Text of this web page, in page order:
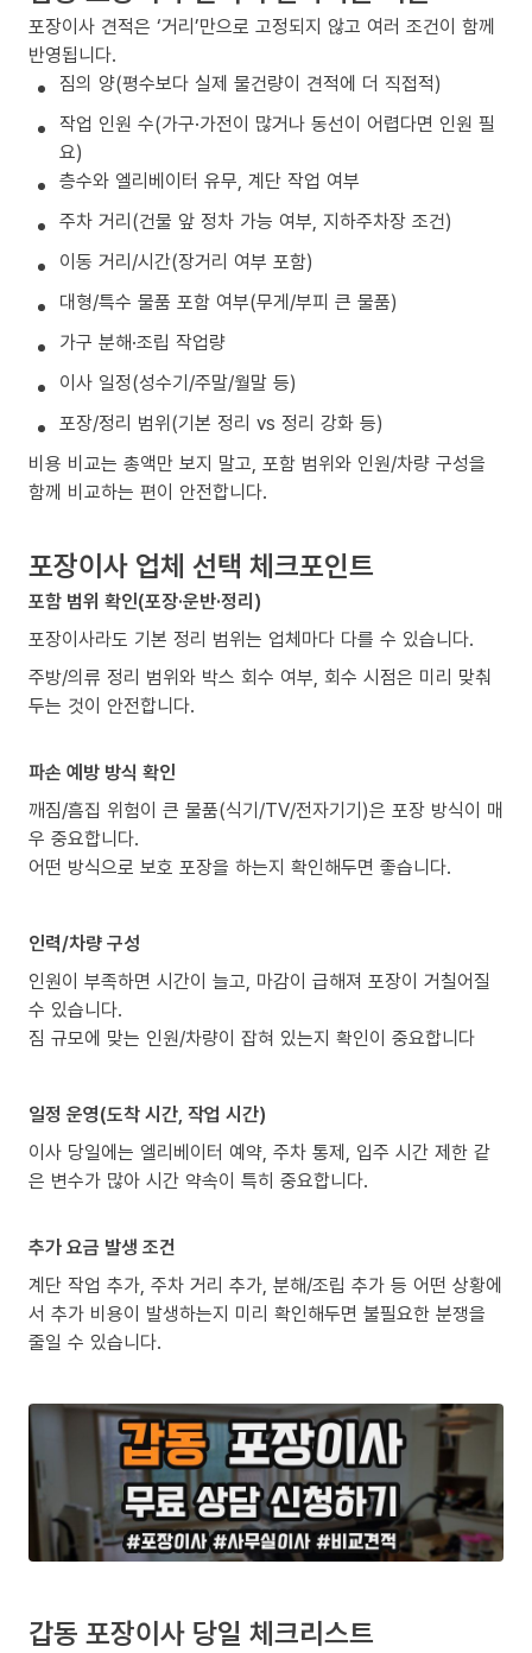
포장이사 견적은 ‘거리’만으로 고정되지 않고 여러 조건이 함께
반영됩니다.
짐의 양(평수보다 실제 물건량이 견적에 더 직접적)
작업 인원 수(가구·가전이 많거나 동선이 어렵다면 인원 필
요)
층수와 엘리베이터 유무, 계단 작업 여부
주차 거리(건물 앞 정차 가능 여부, 지하주차장 조건)
이동 거리/시간(장거리 여부 포함)
대형/특수 물품 포함 여부(무게/부피 큰 물품)
가구 분해·조립 작업량
이사 일정(성수기/주말/월말 등)
포장/정리 범위(기본 정리 vs 정리 강화 등)
비용 비교는 총액만 보지 말고, 포함 범위와 인원/차량 구성을
함께 비교하는 편이 안전합니다.
포장이사 업체 선택 체크포인트
포함 범위 확인(포장·운반·정리)
포장이사라도 기본 정리 범위는 업체마다 다를 수 있습니다.
주방/의류 정리 범위와 박스 회수 여부, 회수 시점은 미리 맞춰
두는 것이 안전합니다.
파손 예방 방식 확인
깨짐/흠집 위험이 큰 물품(식기/TV/전자기기)은 포장 방식이 매
우 중요합니다.
어떤 방식으로 보호 포장을 하는지 확인해두면 좋습니다.
인력/차량 구성
인원이 부족하면 시간이 늘고, 마감이 급해져 포장이 거칠어질
수 있습니다.
짐 규모에 맞는 인원/차량이 잡혀 있는지 확인이 중요합니다
일정 운영(도착 시간, 작업 시간)
이사 당일에는 엘리베이터 예약, 주차 통제, 입주 시간 제한 같
은 변수가 많아 시간 약속이 특히 중요합니다.
추가 요금 발생 조건
계단 작업 추가, 주차 거리 추가, 분해/조립 추가 등 어떤 상황에
서 추가 비용이 발생하는지 미리 확인해두면 불필요한 분쟁을
줄일 수 있습니다.
갑동 포장이사 당일 체크리스트